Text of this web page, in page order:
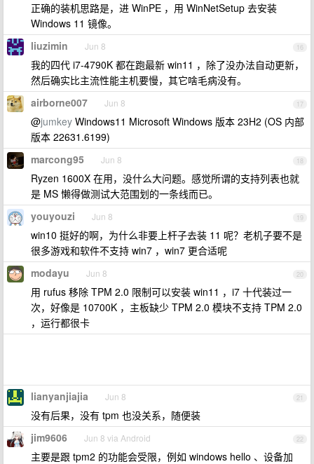
正确的装机思路是，进 WinPE ，用 WinNetSetup 去安装
Windows 11 镜像。
16
liuzimin Jun 8
我的四代 i7-4790K 都在跑最新 win11 ，除了没办法自动更新，
然后确实比主流性能主机要慢，其它啥毛病没有。
17
airborne007 Jun 8
@jumkey Windows11 Microsoft Windows 版本 23H2 (OS 内部
版本 22631.6199)
18
marcong95 Jun 8
Ryzen 1600X 在用，没什么大问题。感觉所谓的支持列表也就
是 MS 懒得做测试大范围划的一条线而已。
19
youyouzi Jun 8
win10 挺好的啊，为什么非要上杆子去装 11 呢？老机子要不是
很多游戏和软件不支持 win7 ，win7 更合适呢
20
modayu Jun 8
用 rufus 移除 TPM 2.0 限制可以安装 win11 ，i7 十代装过一
次，好像是 10700K ，主板缺少 TPM 2.0 模块不支持 TPM 2.0
，运行都很卡
21
lianyanjiajia Jun 8
没有后果，没有 tpm 也没关系，随便装
22
jim9606 Jun 8 via Android
主要是跟 tpm2 的功能会受限，例如 windows hello 、设备加